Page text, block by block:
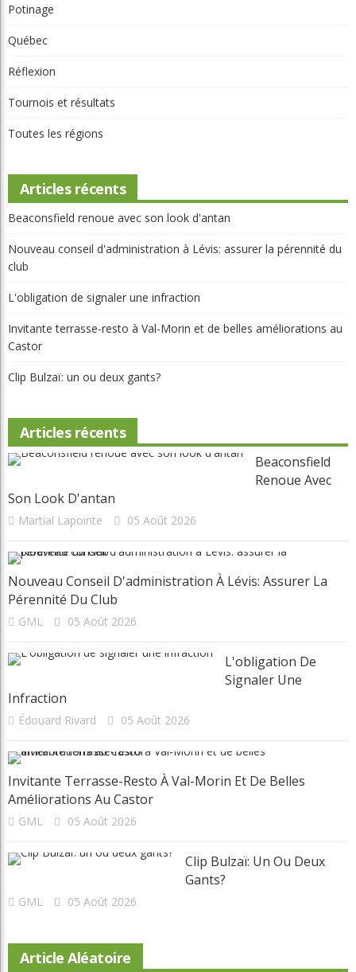
Potinage
Québec
Réflexion
Tournois et résultats
Toutes les régions
Articles récents
Beaconsfield renoue avec son look d'antan
Nouveau conseil d'administration à Lévis: assurer la pérennité du
club
L'obligation de signaler une infraction
Invitante terrasse-resto à Val-Morin et de belles améliorations au
Castor
Clip Bulzaï: un ou deux gants?
Articles récents
Beaconsfield
Renoue Avec
Son Look D'antan
Martial Lapointe 05 Août 2026
Nouveau Conseil D'administration À Lévis: Assurer La
Pérennité Du Club
GML 05 Août 2026
L'obligation De
Signaler Une
Infraction
Édouard Rivard 05 Août 2026
Invitante Terrasse-Resto À Val-Morin Et De Belles
Améliorations Au Castor
GML 05 Août 2026
Clip Bulzaï: Un Ou Deux
Gants?
GML 05 Août 2026
Article Aléatoire